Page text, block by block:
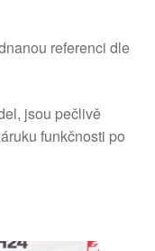
referenci dle
jsou pečlivě
funkčnosti po